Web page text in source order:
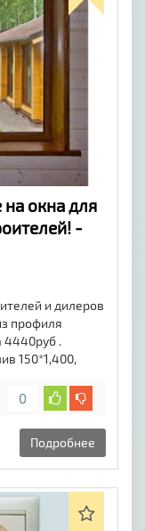
окна для
-
и дилеров
профиля
4440руб .
150*1,400,
0
Подробнее